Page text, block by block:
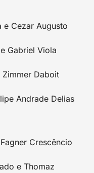
e Cezar Augusto
Gabriel Viola
Zimmer Daboit
Andrade Delias
Crescêncio
e Thomaz